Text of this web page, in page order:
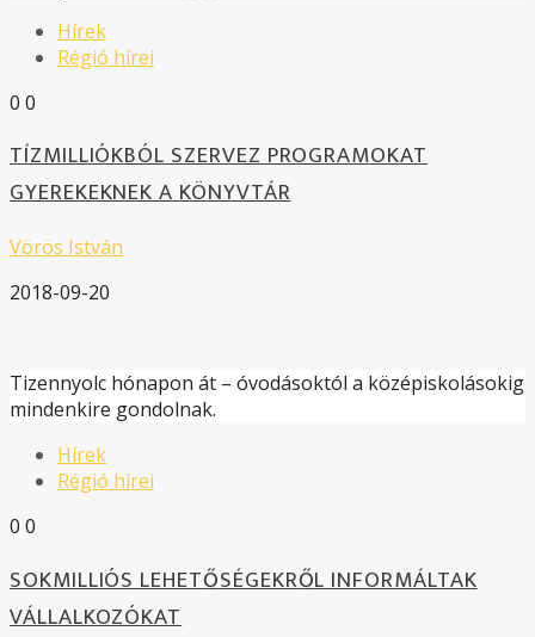
Hírek
Régió hírei
0 0
TÍZMILLIÓKBÓL SZERVEZ PROGRAMOKAT
GYEREKEKNEK A KÖNYVTÁR
Vörös István
2018-09-20
Tizennyolc hónapon át – óvodásoktól a középiskolásokig
mindenkire gondolnak.
Hírek
Régió hírei
0 0
SOKMILLIÓS LEHETŐSÉGEKRŐL INFORMÁLTAK
VÁLLALKOZÓKAT